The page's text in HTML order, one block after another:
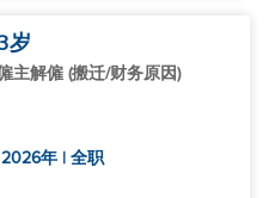
岁
主解僱 (搬迁/财务原因)
年 | 全职